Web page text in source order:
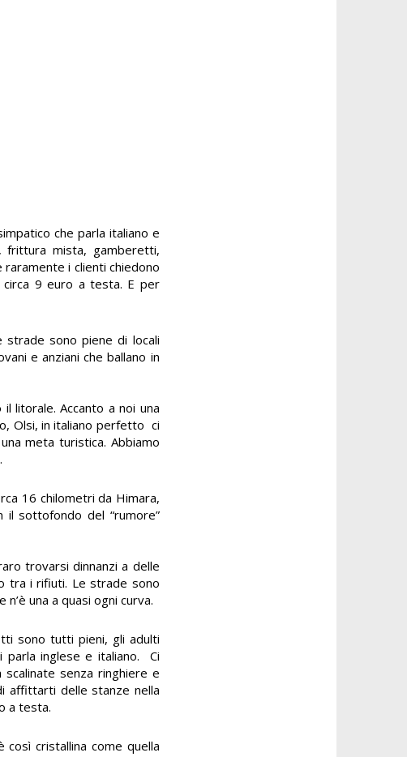
che parla italiano e
frittura mista, gamberetti,
raramente i clienti chiedono
9 euro a testa. E per
sono piene di locali
e anziani che ballano in
litorale. Accanto a noi una
Olsi, in italiano perfetto ci
meta turistica. Abbiamo
16 chilometri da Himara,
il sottofondo del “rumore”
trovarsi dinnanzi a delle
tra i rifiuti. Le strade sono
una a quasi ogni curva.
sono tutti pieni, gli adulti
parla inglese e italiano. Ci
senza ringhiere e
affittarti delle stanze nella
a testa.
cristallina come quella